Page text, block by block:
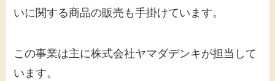
いに関する商品の販売も手掛けています。
​この事業は主に株式会社ヤマダデンキが担当して
います。 ​